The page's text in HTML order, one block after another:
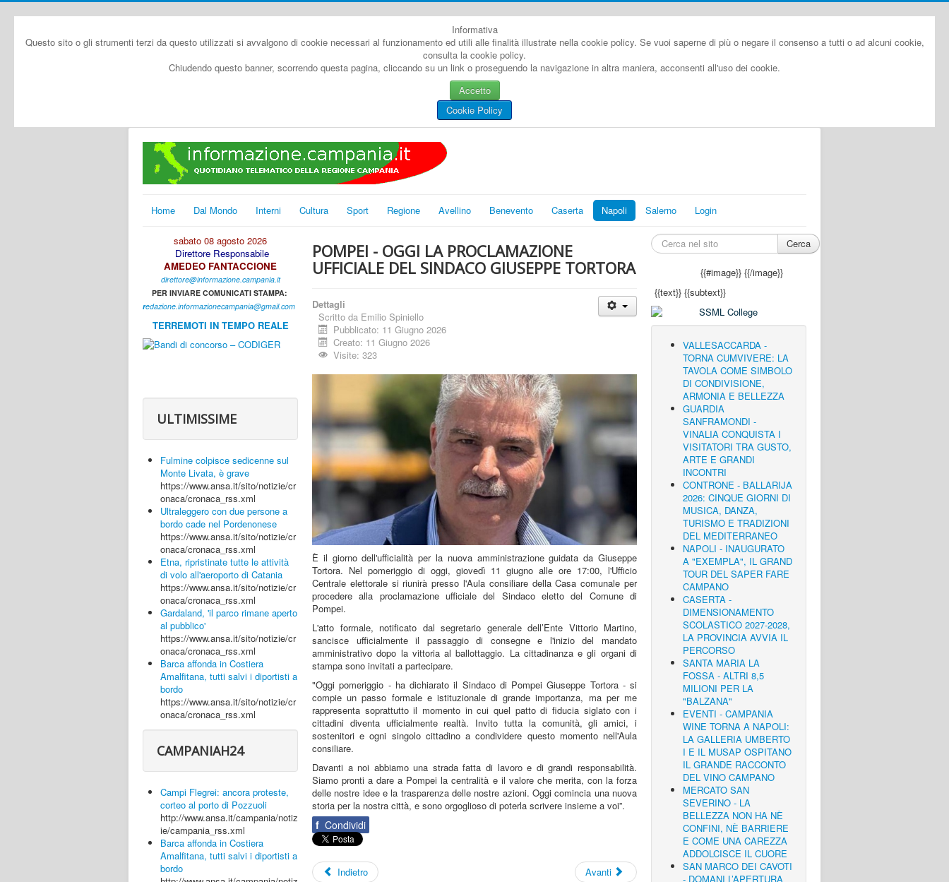
Informativa
Questo sito o gli strumenti terzi da questo utilizzati si avvalgono di cookie necessari al funzionamento ed utili alle finalità illustrate nella cookie policy. Se vuoi saperne di più o negare il consenso a tutti o ad alcuni cookie,
consulta la cookie policy.
Chiudendo questo banner, scorrendo questa pagina, cliccando su un link o proseguendo la navigazione in altra maniera, acconsenti all'uso dei cookie.
Accetto
Cookie Policy
Home Dal Mondo Interni Cultura Sport Regione Avellino Benevento Caserta Napoli Salerno Login
sabato 08 agosto 2026
Direttore Responsabile
AMEDEO FANTACCIONE
direttore@informazione.campania.it
PER INVIARE COMUNICATI STAMPA:
redazione.informazionecampania@gmail.com
TERREMOTI IN TEMPO REALE
ULTIMISSIME
Fulmine colpisce sedicenne sul
Monte Livata, è grave
https://www.ansa.it/sito/notizie/cr
onaca/cronaca_rss.xml
Ultraleggero con due persone a
bordo cade nel Pordenonese
https://www.ansa.it/sito/notizie/cr
onaca/cronaca_rss.xml
Etna, ripristinate tutte le attività
di volo all'aeroporto di Catania
https://www.ansa.it/sito/notizie/cr
onaca/cronaca_rss.xml
Gardaland, 'il parco rimane aperto
al pubblico'
https://www.ansa.it/sito/notizie/cr
onaca/cronaca_rss.xml
Barca affonda in Costiera
Amalfitana, tutti salvi i diportisti a
bordo
https://www.ansa.it/sito/notizie/cr
onaca/cronaca_rss.xml
CAMPANIAH24
Campi Flegrei: ancora proteste,
corteo al porto di Pozzuoli
http://www.ansa.it/campania/notiz
ie/campania_rss.xml
Barca affonda in Costiera
Amalfitana, tutti salvi i diportisti a
bordo
POMPEI - OGGI LA PROCLAMAZIONE
UFFICIALE DEL SINDACO GIUSEPPE TORTORA
Dettagli
Scritto da Emilio Spiniello
Pubblicato: 11 Giugno 2026
Creato: 11 Giugno 2026
Visite: 323
È il giorno dell'ufficialità per la nuova amministrazione guidata da Giuseppe
Tortora. Nel pomeriggio di oggi, giovedì 11 giugno alle ore 17:00, l'Ufficio
Centrale elettorale si riunirà presso l'Aula consiliare della Casa comunale per
procedere alla proclamazione ufficiale del Sindaco eletto del Comune di
Pompei.
L'atto formale, notificato dal segretario generale dell’Ente Vittorio Martino,
sancisce ufficialmente il passaggio di consegne e l'inizio del mandato
amministrativo dopo la vittoria al ballottaggio. La cittadinanza e gli organi di
stampa sono invitati a partecipare.
"Oggi pomeriggio - ha dichiarato il Sindaco di Pompei Giuseppe Tortora - si
compie un passo formale e istituzionale di grande importanza, ma per me
rappresenta soprattutto il momento in cui quel patto di fiducia siglato con i
cittadini diventa ufficialmente realtà. Invito tutta la comunità, gli amici, i
sostenitori e ogni singolo cittadino a condividere questo momento nell'Aula
consiliare.
Davanti a noi abbiamo una strada fatta di lavoro e di grandi responsabilità.
Siamo pronti a dare a Pompei la centralità e il valore che merita, con la forza
delle nostre idee e la trasparenza delle nostre azioni. Oggi comincia una nuova
storia per la nostra città, e sono orgoglioso di poterla scrivere insieme a voi”.
f Condividi
Indietro Avanti
Cerca
{{#image}}{{/image}}
{{text}} {{subtext}}
VALLESACCARDA -
TORNA CUMVIVERE: LA
TAVOLA COME SIMBOLO
DI CONDIVISIONE,
ARMONIA E BELLEZZA
GUARDIA
SANFRAMONDI -
VINALIA CONQUISTA I
VISITATORI TRA GUSTO,
ARTE E GRANDI
INCONTRI
CONTRONE - BALLARIJA
2026: CINQUE GIORNI DI
MUSICA, DANZA,
TURISMO E TRADIZIONI
DEL MEDITERRANEO
NAPOLI - INAUGURATO
A "EXEMPLA", IL GRAND
TOUR DEL SAPER FARE
CAMPANO
CASERTA -
DIMENSIONAMENTO
SCOLASTICO 2027-2028,
LA PROVINCIA AVVIA IL
PERCORSO
SANTA MARIA LA
FOSSA - ALTRI 8,5
MILIONI PER LA
"BALZANA"
EVENTI - CAMPANIA
WINE TORNA A NAPOLI:
LA GALLERIA UMBERTO
I E IL MUSAP OSPITANO
IL GRANDE RACCONTO
DEL VINO CAMPANO
MERCATO SAN
SEVERINO - LA
BELLEZZA NON HA NÈ
CONFINI, NÈ BARRIERE
E COME UNA CAREZZA
ADDOLCISCE IL CUORE
SAN MARCO DEI CAVOTI
- DOMANI L’APERTURA